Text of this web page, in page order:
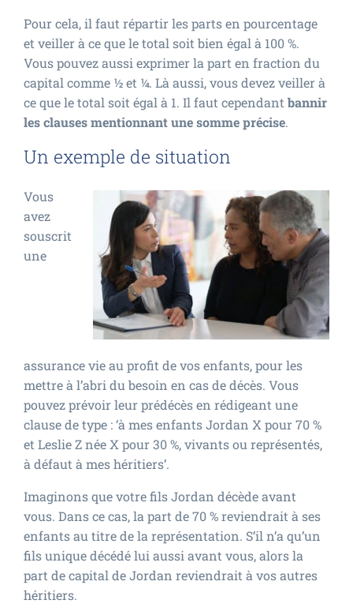
Pour cela, il faut répartir les parts en pourcentage
et veiller à ce que le total soit bien égal à 100 %.
Vous pouvez aussi exprimer la part en fraction du
capital comme ½ et ¼. Là aussi, vous devez veiller à
ce que le total soit égal à 1. Il faut cependantbannir
les clauses mentionnant une somme précise.
Un exemple de situation
Vous
avez
souscrit
une
assurance vie au profit de vos enfants, pour les
mettre à l’abri du besoin en cas de décès. Vous
pouvez prévoir leur prédécès en rédigeant une
clause de type : ‘à mes enfants Jordan X pour 70 %
et Leslie Z née X pour 30 %, vivants ou représentés,
à défaut à mes héritiers’.
Imaginons que votre fils Jordan décède avant
vous. Dans ce cas, la part de 70 % reviendrait à ses
enfants au titre de la représentation. S’il n’a qu’un
fils unique décédé lui aussi avant vous, alors la
part de capital de Jordan reviendrait à vos autres
héritiers.